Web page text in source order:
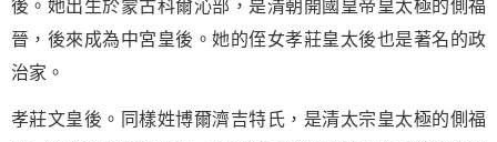
後。她出生於蒙古科爾沁部，是清朝開國皇帝皇太極的側福
晉，後來成為中宮皇後。她的侄女孝莊皇太後也是著名的政
治家。
孝莊文皇後。同樣姓博爾濟吉特氏，是清太宗皇太極的側福